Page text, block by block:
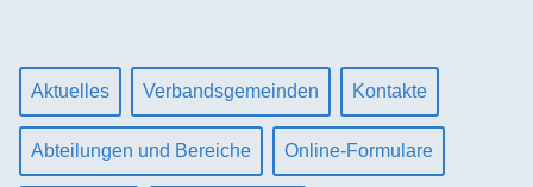
Aktuelles Verbandsgemeinden Kontakte
Abteilungen und Bereiche Online-Formulare